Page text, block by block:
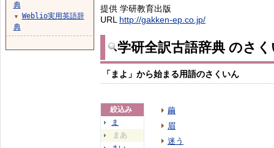
提供 学研教育出版
URL http://gakken-ep.co.jp/
学研全訳古語辞典 のさ
「まよ」から始まる用語のさくいん
絞込み
ま
まあ
繭
眉
迷う
典
▼
Weblio実用英語辞
典